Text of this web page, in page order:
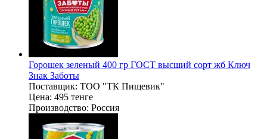
Горошек зеленый 400 гр ГОСТ высший сорт жб Ключ
Знак Заботы
Поставщик: ТОО "ТК Пищевик"
Цена: 495 тенге
Производство: Россия